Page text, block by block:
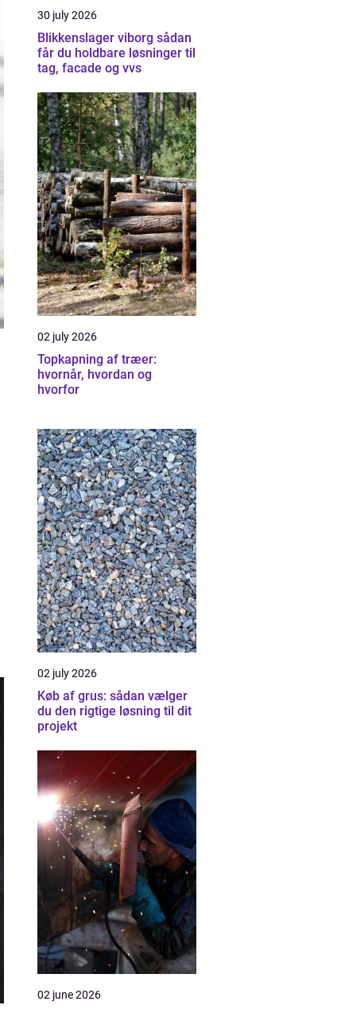
30 july 2026
Blikkenslager viborg sådan
får du holdbare løsninger til
tag, facade og vvs
02 july 2026
Topkapning af træer:
hvornår, hvordan og
hvorfor
02 july 2026
Køb af grus: sådan vælger
du den rigtige løsning til dit
projekt
02 june 2026